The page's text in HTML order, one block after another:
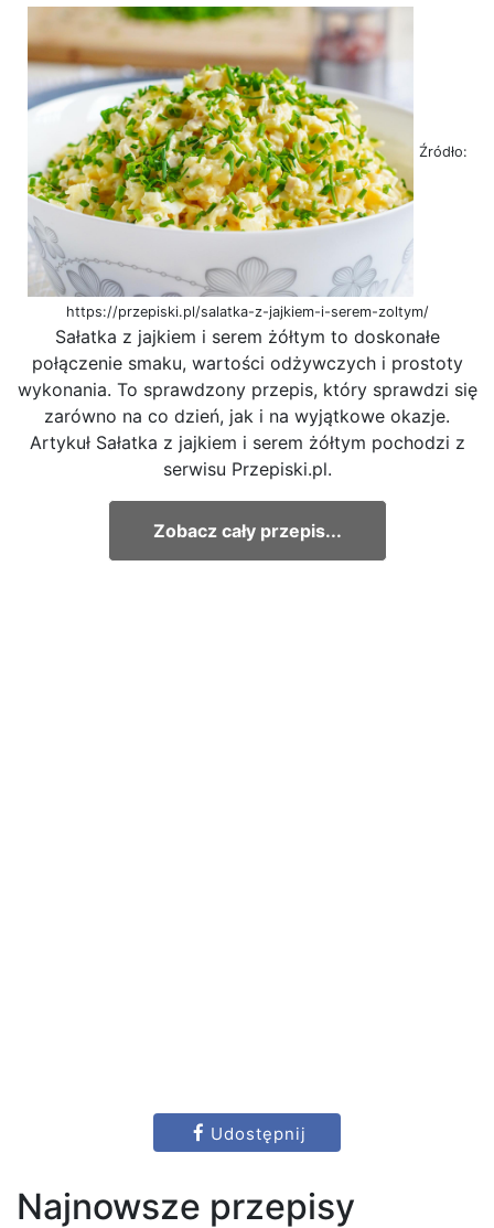
Źródło:
https://przepiski.pl/salatka-z-jajkiem-i-serem-zoltym/
Sałatka z jajkiem i serem żółtym to doskonałe
połączenie smaku, wartości odżywczych i prostoty
wykonania. To sprawdzony przepis, który sprawdzi się
zarówno na co dzień, jak i na wyjątkowe okazje.
Artykuł Sałatka z jajkiem i serem żółtym pochodzi z
serwisu Przepiski.pl.
Zobacz cały przepis...
Udostępnij
Najnowsze przepisy